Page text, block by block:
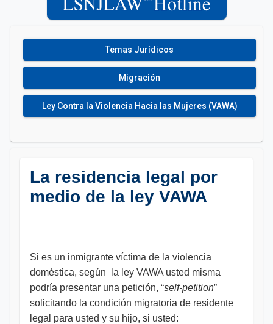
Temas Jurídicos
Migración
Ley Contra la Violencia Hacia las Mujeres (VAWA)
La residencia legal por
medio de la ley VAWA
Si es un inmigrante víctima de la violencia
doméstica, según la ley VAWA usted misma
podría presentar una petición, “self-petition”
solicitando la condición migratoria de residente
legal para usted y su hijo, si usted: